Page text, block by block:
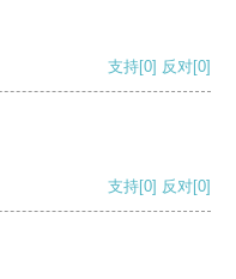
支持[0] 反对[0]
支持[0] 反对[0]